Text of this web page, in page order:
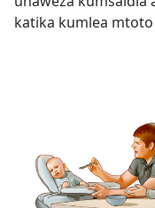
katika kumlea